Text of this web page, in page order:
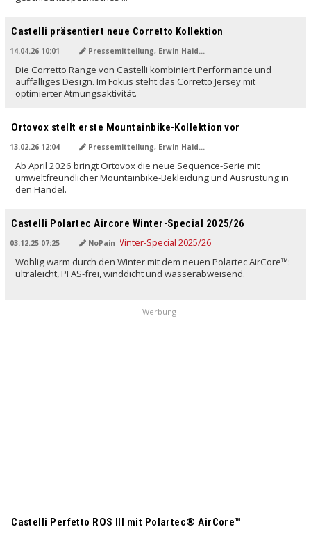
Castelli präsentiert neue Corretto Kollektion
14.04.26 10:01 Pressemitteilung, Erwin Haiden
Die Corretto Range von Castelli kombiniert Performance und
auffälliges Design. Im Fokus steht das Corretto Jersey mit
optimierter Atmungsaktivität.
Ortovox stellt erste Mountainbike-Kollektion vor
13.02.26 12:04 Pressemitteilung, Erwin Haiden
Ab April 2026 bringt Ortovox die neue Sequence-Serie mit
umweltfreundlicher Mountainbike-Bekleidung und Ausrüstung in
den Handel.
Castelli Polartec Aircore Winter-Special 2025/26
03.12.25 07:25 NoPain
Wohlig warm durch den Winter mit dem neuen Polartec AirCore™:
ultraleicht, PFAS-frei, winddicht und wasserabweisend.
Werbung
Castelli Perfetto ROS III mit Polartec® AirCore™